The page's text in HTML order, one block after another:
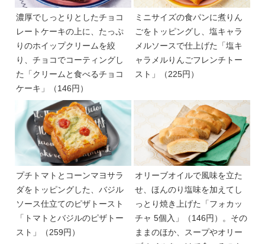
濃厚でしっとりとしたチョコ
レートケーキの上に、たっぷ
りのホイップクリームを絞
り、チョコでコーティングし
た「クリームと食べるチョコ
ケーキ」（146円）
ミニサイズの食パンに煮りん
ごをトッピングし、塩キャラ
メルソースで仕上げた「塩キ
ャラメルりんごフレンチトー
スト」（225円）
プチトマトとコーンマヨサラ
ダをトッピングした、バジル
ソース仕立てのピザトースト
「トマトとバジルのピザトー
スト」（259円）
オリーブオイルで風味を立た
せ、ほんのり塩味を加えてし
っとり焼き上げた「フォカッ
チャ 5個入」（146円）。その
ままのほか、スープやオリー